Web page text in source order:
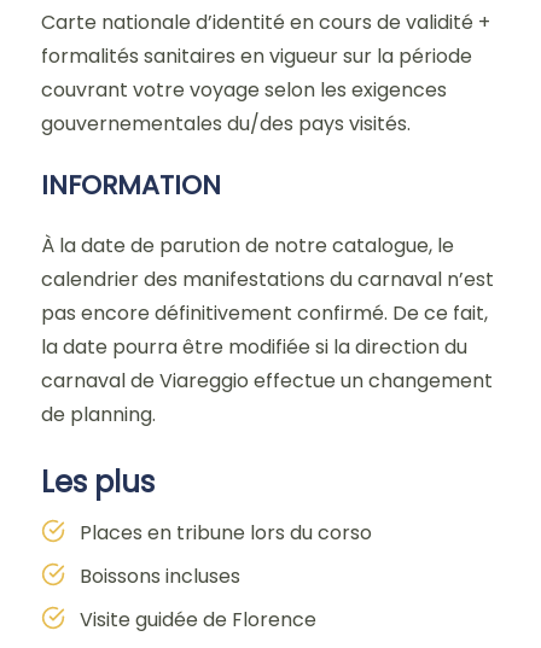
Carte nationale d’identité en cours de validité +
formalités sanitaires en vigueur sur la période
couvrant votre voyage selon les exigences
gouvernementales du/des pays visités.
INFORMATION
À la date de parution de notre catalogue, le
calendrier des manifestations du carnaval n’est
pas encore définitivement confirmé. De ce fait,
la date pourra être modifiée si la direction du
carnaval de Viareggio effectue un changement
de planning.
Les plus
Places en tribune lors du corso
Boissons incluses
Visite guidée de Florence